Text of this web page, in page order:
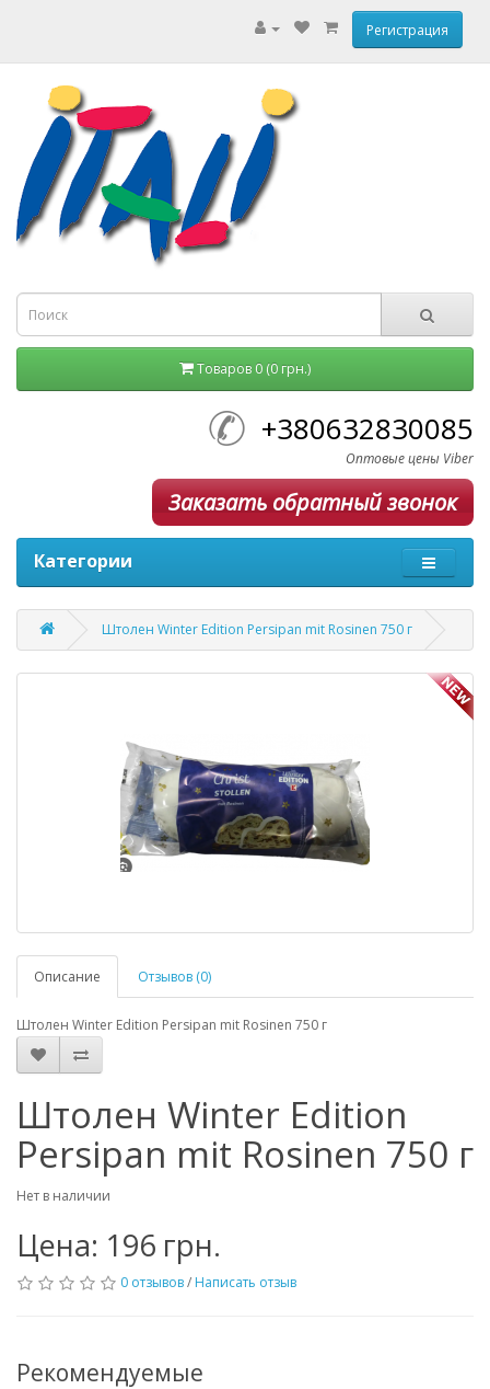
Регистрация
Товаров 0 (0 грн.)
+380632830085
Оптовые цены Viber
Заказать обратный звонок
Категории
Штолен Winter Edition Persipan mit Rosinen 750 г
Описание Отзывов (0)
Штолен Winter Edition Persipan mit Rosinen 750 г
Штолен Winter Edition
Persipan mit Rosinen 750 г
Нет в наличии
Цена: 196 грн.
0 отзывов/ Написать отзыв
Рекомендуемые